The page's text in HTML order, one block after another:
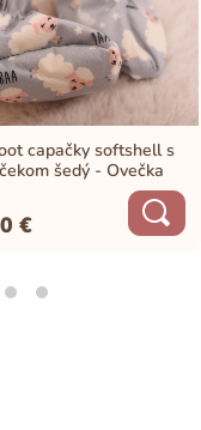
capačky softshell s
šedý - Ovečka
€